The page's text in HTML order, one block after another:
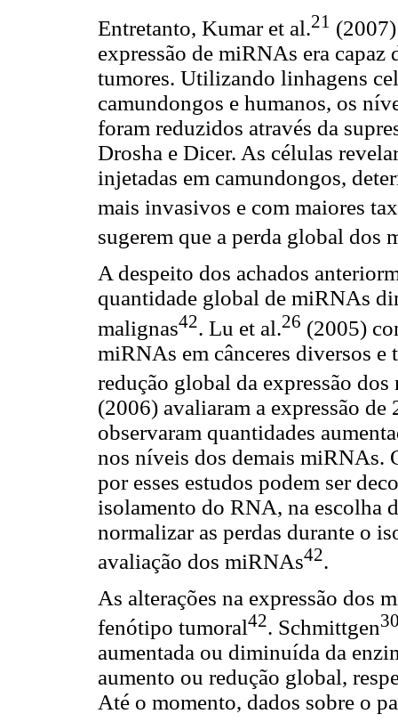
Entretanto, Kumar et al.21
expressão de miRNAs era
tumores. Utilizando linhagens
camundongos e humanos, os
foram reduzidos através da
Drosha e Dicer. As células
injetadas em camundongos,
mais invasivos e com maiores
sugerem que a perda global dos
A despeito dos achados
quantidade global de miRNAs
malignas42. Lu et al.26 (2005)
miRNAs em cânceres diversos e
redução global da expressão
(2006) avaliaram a expressão
observaram quantidades
nos níveis dos demais miRNAs.
por esses estudos podem ser
isolamento do RNA, na escolha
normalizar as perdas durante o
avaliação dos miRNAs42.
As alterações na expressão dos
fenótipo tumoral42. Schmittgen
aumentada ou diminuída da
aumento ou redução global,
Até o momento, dados sobre o